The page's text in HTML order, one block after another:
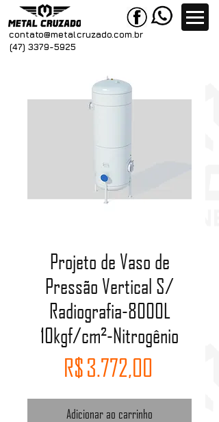
contato@metalcruzado.com.br
(47) 3379-5925
Projeto de Vaso de
Pressão Vertical S/
Radiografia-8000L
10kgf/cm²-Nitrogênio
R$ 3.772,00
Adicionar ao carrinho